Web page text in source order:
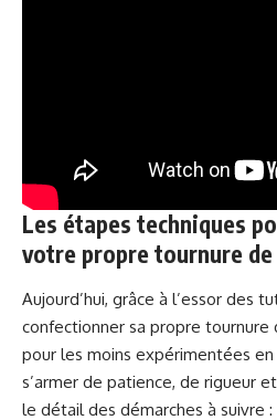
Les étapes techniques
votre propre tournure
Aujourd’hui, grâce à l’essor des
confectionner sa propre tournure
pour les moins expérimentées
s’armer de patience, de rigueur et
le détail des démarches à suivre :